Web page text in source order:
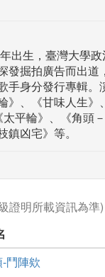
出生，臺灣大學
發掘拍廣告而出道
手身分發行專輯。
》、《甘味人生
平輪》、《角頭
鎮凶宅》等。
證明所載資訊為準)
鬥陣欸